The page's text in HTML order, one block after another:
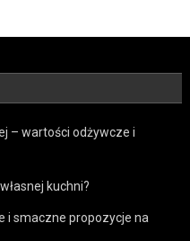
– wartości odżywcze i
kuchni?
i smaczne propozycje na